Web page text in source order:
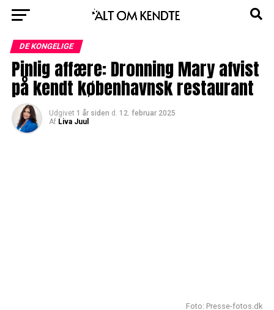
DE KONGELIGE
Pinlig affære: Dronning Mary afvist
på kendt københavnsk restaurant
Udgivet 1 år siden d. 12. februar 2025
Af Liva Juul
Foto: Presse-fotos.dk